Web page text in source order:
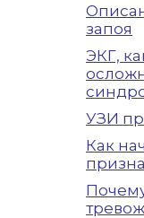
запоя
ЭКГ,
УЗИ
Как